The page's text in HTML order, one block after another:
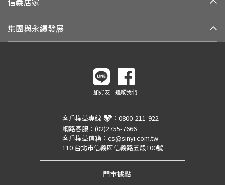
集團與永續發展
加好友 追蹤我們
客戶權益專線 ： 0800-211-922
網路客服： (02)2755-7666
客戶權益信箱： cs@sinyi.com.tw
110 台北市信義區信義路五段100號
門市據點